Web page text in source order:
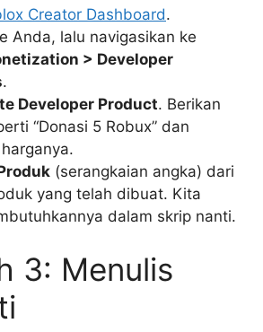
Creator Dashboard.
Anda, lalu navigasikan ke
> Developer
.
Developer Product. Berikan
“Donasi 5 Robux” dan
(serangkaian angka) dari
yang telah dibuat. Kita
dalam skrip nanti.
3: Menulis